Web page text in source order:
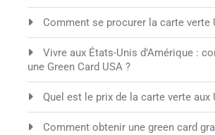
Comment se procurer la carte verte
Vivre aux États-Unis d’Amérique :
une Green Card USA ?
Quel est le prix de la carte verte aux
Comment obtenir une green card